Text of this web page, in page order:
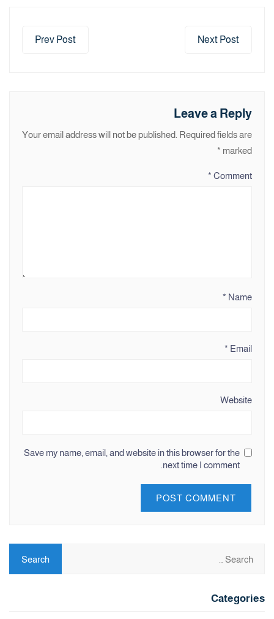
Prev Post Next Post
Leave a Reply
Your email address will not be published. Required fields are
marked
*
Comment
*
Name
*
Email
*
Website
Save my name, email, and website in this browser for the
next time I comment.
Categories